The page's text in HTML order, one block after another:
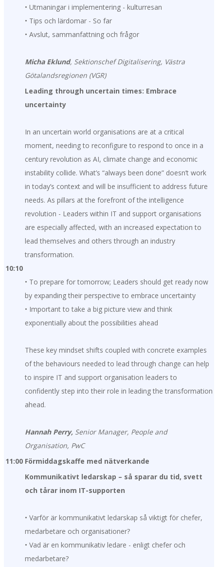
• Utmaningar i implementering - kulturresan
• Tips och lärdomar - So far
• Avslut, sammanfattning och frågor
Micha Eklund, Sektionschef Digitalisering, Västra
Götalandsregionen (VGR)
10:10
Leading through uncertain times: Embrace
uncertainty
In an uncertain world organisations are at a critical
moment, needing to reconfigure to respond to once in a
century revolution as AI, climate change and economic
instability collide. What’s “always been done” doesn’t work
in today’s context and will be insufficient to address future
needs. As pillars at the forefront of the intelligence
revolution - Leaders within IT and support organisations
are especially affected, with an increased expectation to
lead themselves and others through an industry
transformation.
• To prepare for tomorrow; Leaders should get ready now
by expanding their perspective to embrace uncertainty
• Important to take a big picture view and think
exponentially about the possibilities ahead
These key mindset shifts coupled with concrete examples
of the behaviours needed to lead through change can help
to inspire IT and support organisation leaders to
confidently step into their role in leading the transformation
ahead.
Hannah Perry, Senior Manager, People and
Organisation, PwC
11:00 Förmiddagskaffe med nätverkande
Kommunikativt ledarskap – så sparar du tid, svett
och tårar inom IT-supporten
• Varför är kommunikativt ledarskap så viktigt för chefer,
medarbetare och organisationer?
• Vad är en kommunikativ ledare - enligt chefer och
medarbetare?